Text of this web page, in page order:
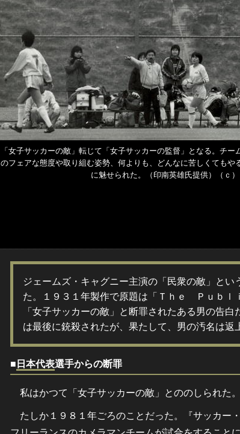
「女子サッカーの敵」転じて「女子サッカーの監督」となる。チ
のフェアな態度や取り組む姿勢、何よりも、どんなに苦しくてもや
に魅せられた。（印南英雄氏提供）（ｃ）
ジェームズ・キャグニー主演の「民衆の敵」とい
た。１９３１年製作で原題は「Ｔｈｅ Ｐｕｂ
「女子サッカーの敵」と断罪されたある男の告
は最後に銃殺されたが、果たして、男の汚名は
■ 日本代表選手からの断罪
私はかつて「女子サッカーの敵」とののしられた。
たしか１９８１年ごろのことだった。『サッカー